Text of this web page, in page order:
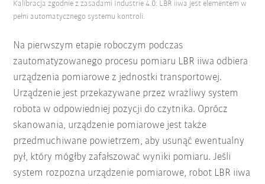
Na pierwszym etapie roboczym podczas
zautomatyzowanego procesu pomiaru LBR iiwa odbiera
urządzenia pomiarowe z jednostki transportowej.
Urządzenie jest przekazywane przez wrażliwy system
robota w odpowiedniej pozycji do czytnika. Oprócz
skanowania, urządzenie pomiarowe jest także
przedmuchiwane powietrzem, aby usunąć ewentualny
pył, który mógłby zafałszować wyniki pomiaru. Jeśli
system rozpozna urządzenie pomiarowe, robot LBR iiwa
Kalibracja zgodnie z zasadami Industrie 4.0: LBR iiwa jest elementem w
pełni automatycznego systemu kontroli.